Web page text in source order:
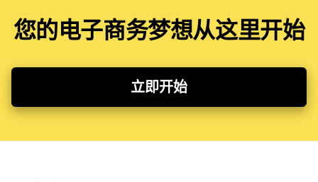
您的电子商务梦想从这里开始
立即开始